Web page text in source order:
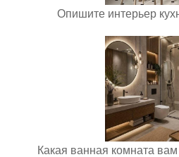
Опишите интерьер
Какая ванная комната